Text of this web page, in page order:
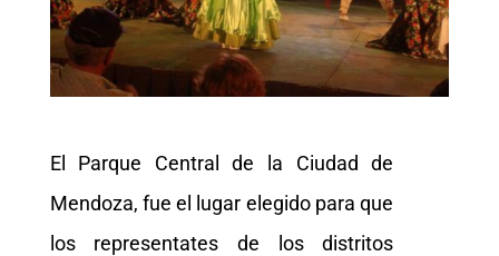
El Parque Central de la Ciudad de
Mendoza, fue el lugar elegido para que
los representates de los distritos